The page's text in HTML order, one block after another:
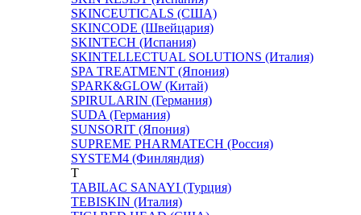
SKINCEUTICALS (США)
SKINCODE (Швейцария)
SKINTECH (Испания)
SKINTELLECTUAL SOLUTIONS (Италия)
SPA TREATMENT (Япония)
SPARK&GLOW (Китай)
SPIRULARIN (Германия)
SUDA (Германия)
SUNSORIT (Япония)
SUPREME PHARMATECH (Россия)
SYSTEM4 (Финляндия)
T
TABILAC SANAYI (Турция)
TEBISKIN (Италия)